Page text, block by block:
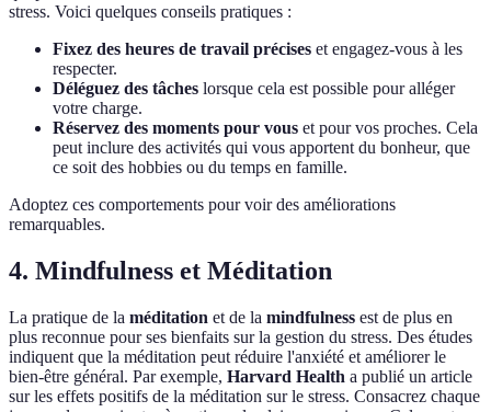
stress. Voici quelques conseils pratiques :
Fixez des heures de travail précises et engagez-vous à les
respecter.
Déléguez des tâches lorsque cela est possible pour alléger
votre charge.
Réservez des moments pour vous et pour vos proches. Cela
peut inclure des activités qui vous apportent du bonheur, que
ce soit des hobbies ou du temps en famille.
Adoptez ces comportements pour voir des améliorations
remarquables.
4. Mindfulness et Méditation
La pratique de la méditation et de la mindfulness est de plus en
plus reconnue pour ses bienfaits sur la gestion du stress. Des études
indiquent que la méditation peut réduire l'anxiété et améliorer le
bien-être général. Par exemple, Harvard Health a publié un article
sur les effets positifs de la méditation sur le stress. Consacrez chaque